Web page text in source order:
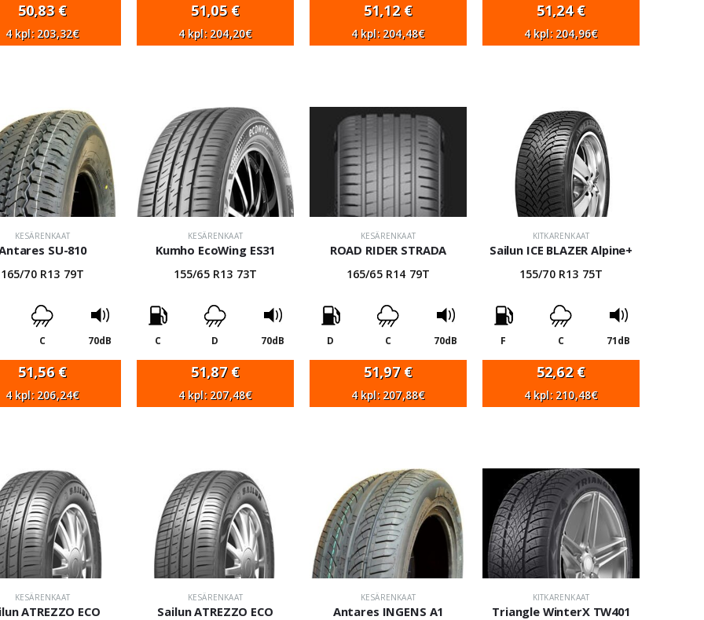
50,83 €
4 kpl: 203,32€
51,05 €
4 kpl: 204,20€
51,12 €
4 kpl: 204,48€
51,24€
4 kpl: 204,96€
KESÄRENKAAT
SU-810
165/70 R13 79T
C 70dB
51,56 €
4 kpl: 206,24€
KESÄRENKAAT
Kumho EcoWing ES31
155/65 R13 73T
C D 70dB
51,87 €
4 kpl: 207,48€
KESÄRENKAAT
ROAD RIDER STRADA
165/65 R14 79T
D C 70dB
51,97 €
4 kpl: 207,88€
KITKARENKAAT
Sailun ICE BLAZER Alpine+
155/70 R13 75T
F C 71dB
52,62 €
4 kpl: 210,48€
KESÄRENKAAT
ATREZZO ECO
KESÄRENKAAT
Sailun ATREZZO ECO
KESÄRENKAAT
Antares INGENS A1
KITKARENKAAT
Triangle WinterX TW401